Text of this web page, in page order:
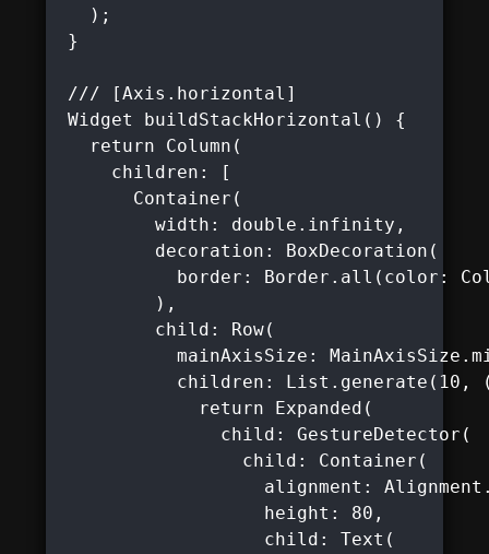
   );
}
/// [Axis.horizontal]
Widget buildStackHorizontal() {
   return Column(
     children: [
       Container(
         width: double.infinity,
         decoration: BoxDecoration(
border: Border.all(color:
         ),
         child: Row(
mainAxisSize:
children: List.generate(10,
             return Expanded(
               child: GestureDetector(
                 child: Container(
alignment:
                   height: 80,
                   child: Text(